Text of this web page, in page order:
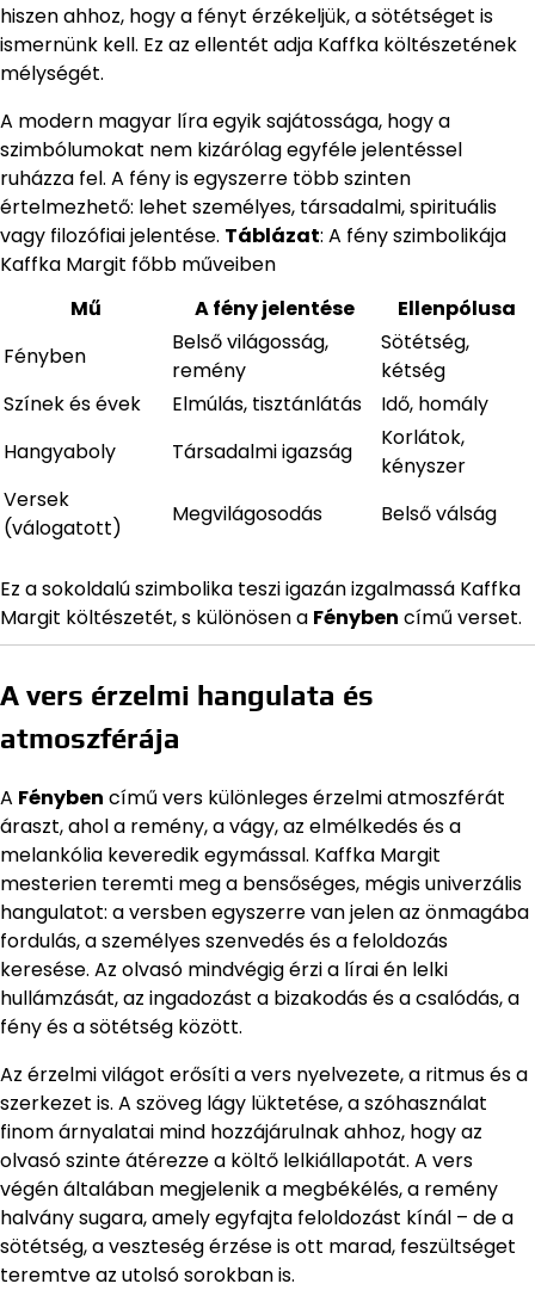
hiszen ahhoz, hogy a fényt érzékeljük, a sötétséget is
ismernünk kell. Ez az ellentét adja Kaffka költészetének
mélységét.
A modern magyar líra egyik sajátossága, hogy a
szimbólumokat nem kizárólag egyféle jelentéssel
ruházza fel. A fény is egyszerre több szinten
értelmezhető: lehet személyes, társadalmi, spirituális
vagy filozófiai jelentése. Táblázat: A fény szimbolikája
Kaffka Margit főbb műveiben
Mű
A fény jelentése
Ellenpólusa
Fényben
Belső világosság,
remény
Sötétség,
kétség
Színek és évek
Elmúlás, tisztánlátás
Idő, homály
Hangyaboly
Társadalmi igazság
Korlátok,
kényszer
Versek
(válogatott)
Megvilágosodás Belső válság
Ez a sokoldalú szimbolika teszi igazán izgalmassá Kaffka
Margit költészetét, s különösen a Fényben című verset.
A vers érzelmi hangulata és
atmoszférája
A Fényben című vers különleges érzelmi atmoszférát
áraszt, ahol a remény, a vágy, az elmélkedés és a
melankólia keveredik egymással. Kaffka Margit
mesterien teremti meg a bensőséges, mégis univerzális
hangulatot: a versben egyszerre van jelen az önmagába
fordulás, a személyes szenvedés és a feloldozás
keresése. Az olvasó mindvégig érzi a lírai én lelki
hullámzását, az ingadozást a bizakodás és a csalódás, a
fény és a sötétség között.
Az érzelmi világot erősíti a vers nyelvezete, a ritmus és a
szerkezet is. A szöveg lágy lüktetése, a szóhasználat
finom árnyalatai mind hozzájárulnak ahhoz, hogy az
olvasó szinte átérezze a költő lelkiállapotát. A vers
végén általában megjelenik a megbékélés, a remény
halvány sugara, amely egyfajta feloldozást kínál – de a
sötétség, a veszteség érzése is ott marad, feszültséget
teremtve az utolsó sorokban is.